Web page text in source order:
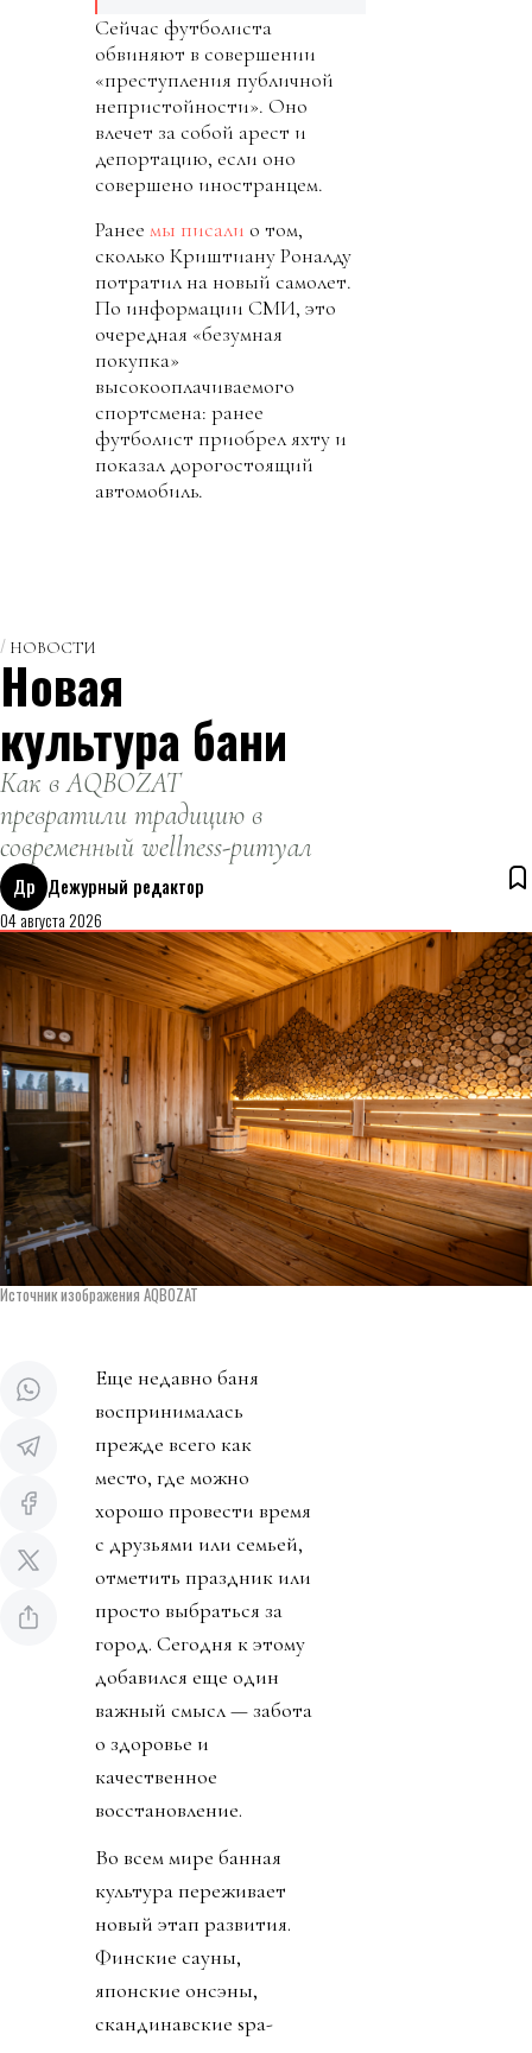
Сейчас футболиста
обвиняют в совершении
«преступления публичной
непристойности». Оно
влечет за собой арест и
депортацию, если оно
совершено иностранцем.
Ранее мы писали о том,
сколько Криштиану Роналду
потратил на новый самолет.
По информации СМИ, это
очередная «безумная
покупка»
высокооплачиваемого
спортсмена: ранее
футболист приобрел яхту и
показал дорогостоящий
автомобиль.
НОВОСТИ
Новая
культура бани
Как в AQBOZAT
превратили традицию в
современный wellness-ритуал
Др Дежурный редактор
04 августа 2026
Источник изображения AQBOZAT
Еще недавно баня
воспринималась
прежде всего как
место, где можно
хорошо провести время
с друзьями или семьей,
отметить праздник или
просто выбраться за
город. Сегодня к этому
добавился еще один
важный смысл — забота
о здоровье и
качественное
восстановление.
Во всем мире банная
культура переживает
новый этап развития.
Финские сауны,
японские онсэны,
скандинавские spa-